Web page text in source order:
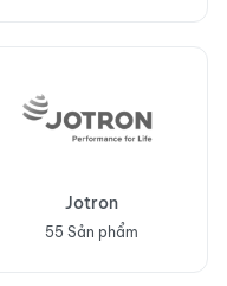
Jotron
55 Sản phẩm